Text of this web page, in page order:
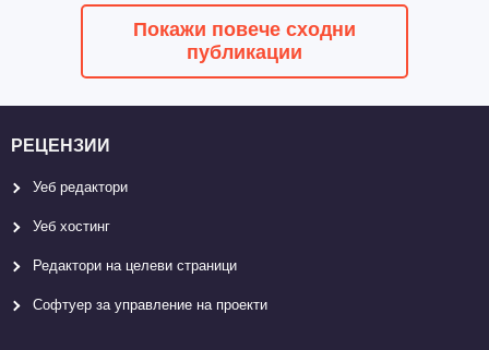
Покажи повече сходни
публикации
РЕЦЕНЗИИ
Уеб редактори
Уеб хостинг
Редактори на целеви страници
Софтуер за управление на проекти